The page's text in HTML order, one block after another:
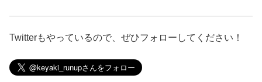
Twitterもやっているので、ぜひフォローしてください！